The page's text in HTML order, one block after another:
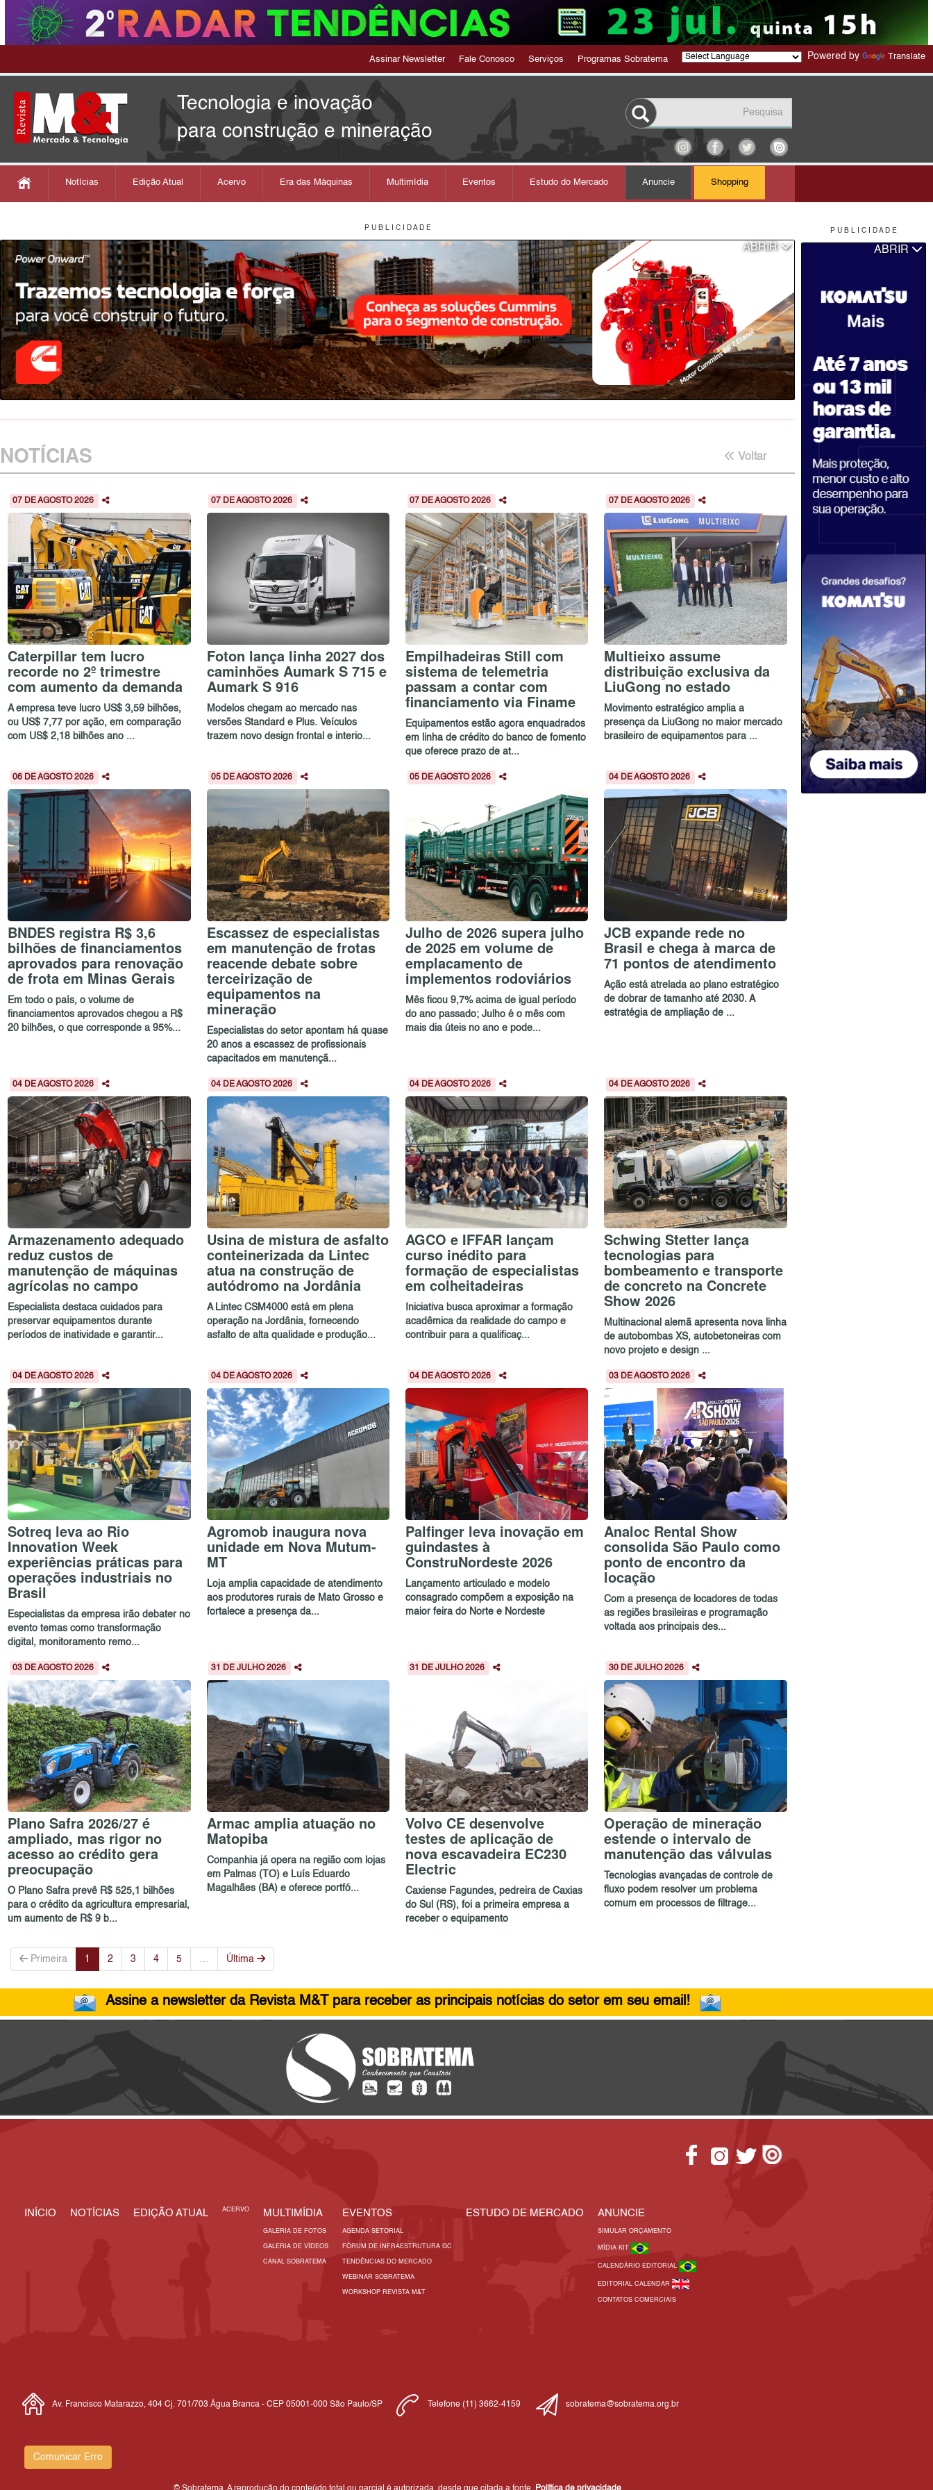
P U B L I C I D A D E
ABRIR
Assinar Newsletter Fale Conosco Serviços Programas Sobratema Powered by Translate
Tecnologia e inovação
para construção e mineração
Notícias Edição Atual Acervo Era das Máquinas Multimídia Eventos Estudo do Mercado Anuncie Shopping
P U B L I C I D A D E
ABRIR
NOTÍCIAS Voltar
07 DE AGOSTO 2026
Caterpillar tem lucro
recorde no 2º trimestre
com aumento da demanda
A empresa teve lucro US$ 3,59 bilhões,
ou US$ 7,77 por ação, em comparação
com US$ 2,18 bilhões ano ...
07 DE AGOSTO 2026
Foton lança linha 2027 dos
caminhões Aumark S 715 e
Aumark S 916
Modelos chegam ao mercado nas
versões Standard e Plus. Veículos
trazem novo design frontal e interio...
07 DE AGOSTO 2026
Empilhadeiras Still com
sistema de telemetria
passam a contar com
financiamento via Finame
Equipamentos estão agora enquadrados
em linha de crédito do banco de fomento
que oferece prazo de at...
07 DE AGOSTO 2026
Multieixo assume
distribuição exclusiva da
LiuGong no estado
Movimento estratégico amplia a
presença da LiuGong no maior mercado
brasileiro de equipamentos para ...
06 DE AGOSTO 2026
BNDES registra R$ 3,6
bilhões de financiamentos
aprovados para renovação
de frota em Minas Gerais
Em todo o país, o volume de
financiamentos aprovados chegou a R$
20 bilhões, o que corresponde a 95%...
05 DE AGOSTO 2026
Escassez de especialistas
em manutenção de frotas
reacende debate sobre
terceirização de
equipamentos na
mineração
Especialistas do setor apontam há quase
20 anos a escassez de profissionais
capacitados em manutençã...
05 DE AGOSTO 2026
Julho de 2026 supera julho
de 2025 em volume de
emplacamento de
implementos rodoviários
Mês ficou 9,7% acima de igual período
do ano passado; Julho é o mês com
mais dia úteis no ano e pode...
04 DE AGOSTO 2026
JCB expande rede no
Brasil e chega à marca de
71 pontos de atendimento
Ação está atrelada ao plano estratégico
de dobrar de tamanho até 2030. A
estratégia de ampliação de ...
04 DE AGOSTO 2026
Armazenamento adequado
reduz custos de
manutenção de máquinas
agrícolas no campo
Especialista destaca cuidados para
preservar equipamentos durante
períodos de inatividade e garantir...
04 DE AGOSTO 2026
Usina de mistura de asfalto
conteinerizada da Lintec
atua na construção de
autódromo na Jordânia
A Lintec CSM4000 está em plena
operação na Jordânia, fornecendo
asfalto de alta qualidade e produção...
04 DE AGOSTO 2026
AGCO e IFFAR lançam
curso inédito para
formação de especialistas
em colheitadeiras
Iniciativa busca aproximar a formação
acadêmica da realidade do campo e
contribuir para a qualificaç...
04 DE AGOSTO 2026
Schwing Stetter lança
tecnologias para
bombeamento e transporte
de concreto na Concrete
Show 2026
Multinacional alemã apresenta nova linha
de autobombas XS, autobetoneiras com
novo projeto e design ...
04 DE AGOSTO 2026
Sotreq leva ao Rio
Innovation Week
experiências práticas para
operações industriais no
Brasil
Especialistas da empresa irão debater no
evento temas como transformação
digital, monitoramento remo...
04 DE AGOSTO 2026
Agromob inaugura nova
unidade em Nova Mutum-
MT
Loja amplia capacidade de atendimento
aos produtores rurais de Mato Grosso e
fortalece a presença da...
04 DE AGOSTO 2026
Palfinger leva inovação em
guindastes à
ConstruNordeste 2026
Lançamento articulado e modelo
consagrado compõem a exposição na
maior feira do Norte e Nordeste
03 DE AGOSTO 2026
Analoc Rental Show
consolida São Paulo como
ponto de encontro da
locação
Com a presença de locadores de todas
as regiões brasileiras e programação
voltada aos principais des...
03 DE AGOSTO 2026
Plano Safra 2026/27 é
ampliado, mas rigor no
acesso ao crédito gera
preocupação
O Plano Safra prevê R$ 525,1 bilhões
para o crédito da agricultura empresarial,
um aumento de R$ 9 b...
31 DE JULHO 2026
Armac amplia atuação no
Matopiba
Companhia já opera na região com lojas
em Palmas (TO) e Luís Eduardo
Magalhães (BA) e oferece portfó...
31 DE JULHO 2026
Volvo CE desenvolve
testes de aplicação de
nova escavadeira EC230
Electric
Caxiense Fagundes, pedreira de Caxias
do Sul (RS), foi a primeira empresa a
receber o equipamento
30 DE JULHO 2026
Operação de mineração
estende o intervalo de
manutenção das válvulas
Tecnologias avançadas de controle de
fluxo podem resolver um problema
comum em processos de filtrage...
Primeira 1 2 3 4 5 … Última
Assine a newsletter da Revista M&T para receber as principais notícias do setor em seu email!
INÍCIO NOTÍCIAS EDIÇÃO ATUAL ACERVO MULTIMÍDIA
GALERIA DE FOTOS
GALERIA DE VÍDEOS
CANAL SOBRATEMA
EVENTOS
AGENDA SETORIAL
FÓRUM DE INFRAESTRUTURA GC
TENDÊNCIAS DO MERCADO
WEBINAR SOBRATEMA
WORKSHOP REVISTA M&T
ESTUDO DE MERCADO ANUNCIE
SIMULAR ORÇAMENTO
MÍDIA KIT
CALENDÁRIO EDITORIAL
EDITORIAL CALENDAR
CONTATOS COMERCIAIS
Av. Francisco Matarazzo, 404 Cj. 701/703 Água Branca - CEP 05001-000 São Paulo/SP Telefone (11) 3662-4159 sobratema@sobratema.org.br
Comunicar Erro